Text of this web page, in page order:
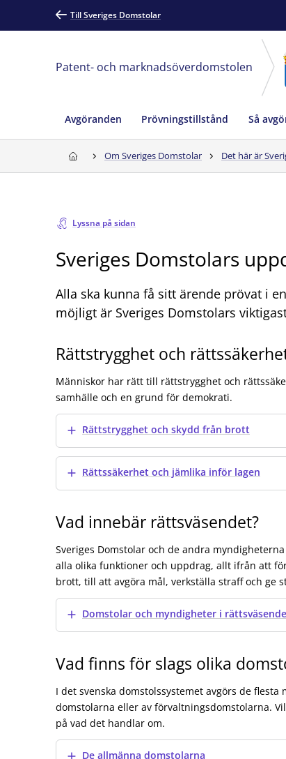
Till Sveriges Domstolar
Patent- och marknadsöverdomstolen
Avgöranden Prövningstillstånd Så
Om Sveriges Domstolar Det här är
Lyssna på sidan
Sveriges Domstolars
Alla ska kunna få sitt ärende prövat i
möjligt är Sveriges Domstolars
Rättstrygghet och
Människor har rätt till rättstrygghet och
samhälle och en grund för demokrati.
Visa merRättstrygghet och skydd från brott
Visa merRättssäkerhet och jämlika inför lagen
Vad innebär rättsväsendet?
Sveriges Domstolar och de andra
alla olika funktioner och uppdrag, allt ifrån att
brott, till att avgöra mål, verkställa straff och ge
Visa merDomstolar och myndigheter i
Vad finns för slags olika
I det svenska domstolssystemet avgörs de
domstolarna eller av förvaltningsdomstolarna.
på vad det handlar om.
Visa merDe allmänna domstolarna